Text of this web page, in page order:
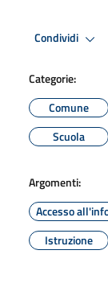
Condividi
Categorie:
Comune
Scuola
Argomenti:
Accesso
Istruzione